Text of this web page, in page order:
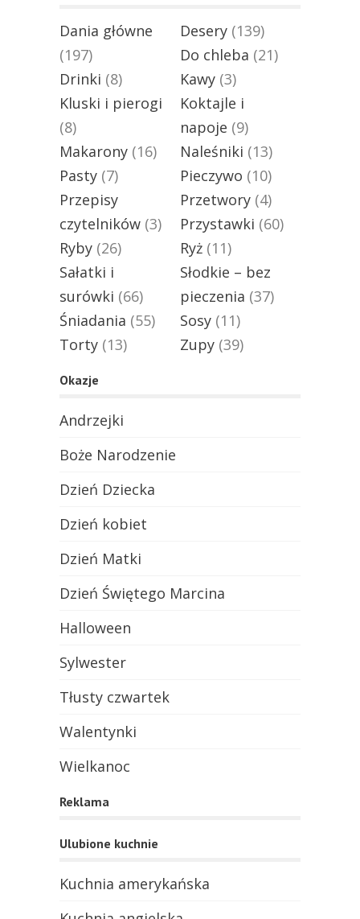
Dania główne
(197)
Desery (139)
Do chleba (21)
Drinki (8) Kawy (3)
Kluski i pierogi
(8)
Koktajle i
napoje (9)
Makarony (16) Naleśniki (13)
Pasty (7) Pieczywo (10)
Przepisy
czytelników (3)
Przetwory (4)
Przystawki (60)
Ryby (26) Ryż (11)
Sałatki i
surówki (66)
Słodkie – bez
pieczenia (37)
Śniadania (55) Sosy (11)
Torty (13) Zupy (39)
Okazje
Andrzejki
Boże Narodzenie
Dzień Dziecka
Dzień kobiet
Dzień Matki
Dzień Świętego Marcina
Halloween
Sylwester
Tłusty czwartek
Walentynki
Wielkanoc
Reklama
Ulubione kuchnie
Kuchnia amerykańska